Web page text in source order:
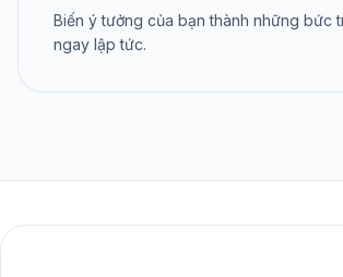
Biến ý tưởng của bạn thành những bức
ngay lập tức.